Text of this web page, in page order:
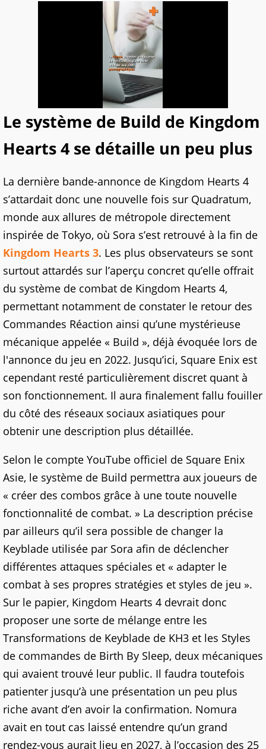
Le système de Build de Kingdom
Hearts 4 se détaille un peu plus
La dernière bande-annonce de Kingdom Hearts 4
s’attardait donc une nouvelle fois sur Quadratum,
monde aux allures de métropole directement
inspirée de Tokyo, où Sora s’est retrouvé à la fin de
Kingdom Hearts 3. Les plus observateurs se sont
surtout attardés sur l’aperçu concret qu’elle offrait
du système de combat de Kingdom Hearts 4,
permettant notamment de constater le retour des
Commandes Réaction ainsi qu’une mystérieuse
mécanique appelée « Build », déjà évoquée lors de
l'annonce du jeu en 2022. Jusqu’ici, Square Enix est
cependant resté particulièrement discret quant à
son fonctionnement. Il aura finalement fallu fouiller
du côté des réseaux sociaux asiatiques pour
obtenir une description plus détaillée.
Selon le compte YouTube officiel de Square Enix
Asie, le système de Build permettra aux joueurs de
« créer des combos grâce à une toute nouvelle
fonctionnalité de combat. » La description précise
par ailleurs qu’il sera possible de changer la
Keyblade utilisée par Sora afin de déclencher
différentes attaques spéciales et « adapter le
combat à ses propres stratégies et styles de jeu ».
Sur le papier, Kingdom Hearts 4 devrait donc
proposer une sorte de mélange entre les
Transformations de Keyblade de KH3 et les Styles
de commandes de Birth By Sleep, deux mécaniques
qui avaient trouvé leur public. Il faudra toutefois
patienter jusqu’à une présentation un peu plus
riche avant d’en avoir la confirmation. Nomura
avait en tout cas laissé entendre qu’un grand
rendez-vous aurait lieu en 2027, à l’occasion des 25